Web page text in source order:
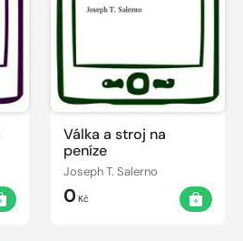
Válka a stroj na
peníze
Joseph T. Salerno
0Kč